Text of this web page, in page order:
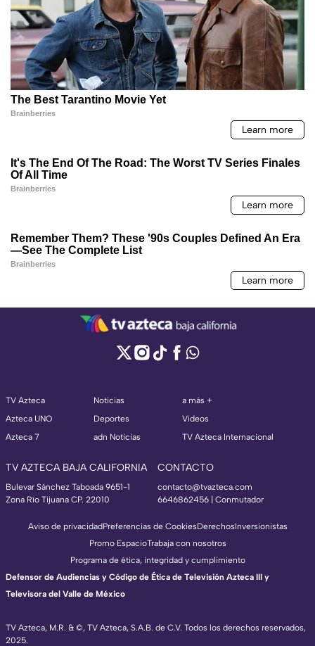
TV Azteca
Azteca UNO
Azteca 7
Noticias
Deportes
adn Noticias
a más +
Videos
TV Azteca Internacional
TV AZTECA BAJA CALIFORNIA
Bulevar Sánchez Taboada 9651-1
Zona Río Tijuana CP. 22010
CONTACTO
contacto@tvazteca.com
6646862456 | Conmutador
TV Azteca, M.R. & ©, TV Azteca, S.A.B. de C.V. Todos los derechos reservados,
2025.
Aviso de privacidadPreferencias de CookiesDerechosInversionistas
Promo EspacioTrabaja con nosotros
Programa de ética, integridad y cumplimiento
Defensor de Audiencias y Código de Ética de Televisión Azteca III y
Televisora del Valle de México